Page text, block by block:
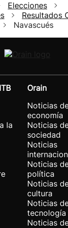
Elecciones
Resultados
Navascués
la
Orain
Noticias
economía
Noticias
sociedad
Noticias
Noticias
política
Noticias
cultura
Noticias
tecnología
Noticias